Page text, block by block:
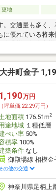
更地
。交通量も多く
優れている将来
企業様、投資家様
井町金子
1,190万円
（坪単価:22.29万円）
地面積176.51m2
途地域１種低層
ぺい率50%
積率100%
築条件なし
御殿場線 相模金
の他の交通
神奈川県足柄上